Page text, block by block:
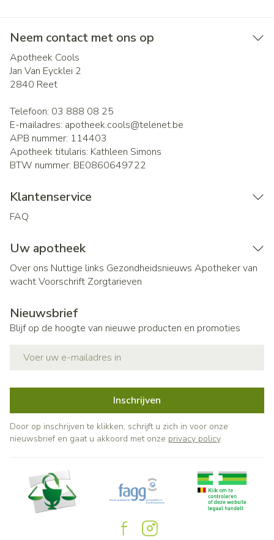
Neem contact met ons op
Apotheek Cools
Jan Van Eycklei 2
2840 Reet
Telefoon: 03 888 08 25
E-mailadres: apotheek.cools@telenet.be
APB nummer: 114403
Apotheek titularis: Kathleen Simons
BTW nummer: BE0860649722
Klantenservice
FAQ
Uw apotheek
Over ons Nuttige links Gezondheidsnieuws Apotheker van
wachtVoorschrift Zorgtarieven
Nieuwsbrief
Blijf op de hoogte van nieuwe producten en promoties
Inschrijven
Door op inschrijven te klikken, schrijft u zich in voor onze
nieuwsbrief en gaat u akkoord met onze privacy policy.